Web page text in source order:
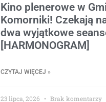
Kino plenerowe w
Komorniki! Czekają
dwa wyjątkowe
[HARMONOGRAM]
CZYTAJ WIĘCEJ »
23 lipca, 2026 Brak komentarzy